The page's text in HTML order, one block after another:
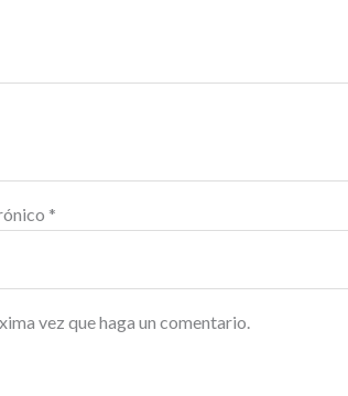
*
vez que haga un comentario.